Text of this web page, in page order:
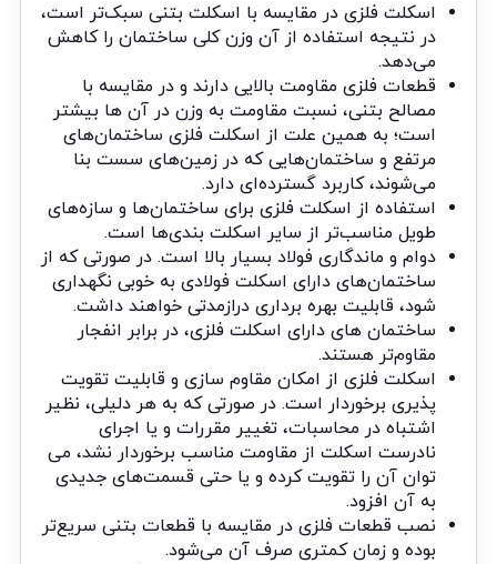
اسکلت فلزی در مقایسه با اسکلت بتنی سبک‌تر است،
در نتیجه استفاده از آن وزن کلی ساختمان را کاهش
می‌دهد.
قطعات فلزی مقاومت بالایی دارند و در مقایسه با
مصالح بتنی، نسبت مقاومت به وزن در آن ها بیشتر
است؛ به همین علت از اسکلت فلزی ساختمان‌های
مرتفع و ساختمان‌هایی که در زمین‌های سست بنا
می‌شوند، کاربرد گسترده‌ای دارد.
استفاده از اسکلت فلزی برای ساختمان‌ها و سازه‌های
طویل مناسب‌تر از سایر اسکلت بندی‌ها است.
دوام و ماندگاری فولاد بسیار بالا است. در صورتی که از
ساختمان‌های دارای اسکلت فولادی به خوبی نگهداری
شود، قابلیت بهره برداری درازمدتی خواهند داشت.
ساختمان های دارای اسکلت فلزی، در برابر انفجار
مقاوم‌تر هستند.
اسکلت فلزی از امکان مقاوم سازی و قابلیت تقویت
پذیری برخوردار است. در صورتی که به هر دلیلی، نظیر
اشتباه در محاسبات، تغییر مقررات و یا اجرای
نادرست اسکلت از مقاومت مناسب برخوردار نشد، می
توان آن را تقویت کرده و یا حتی قسمت‌های جدیدی
به آن افزود.
نصب قطعات فلزی در مقایسه با قطعات بتنی سریع‌تر
بوده و زمان کمتری صرف آن می‌شود.